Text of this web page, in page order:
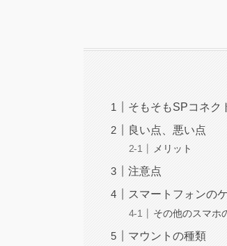
そもそもSPコネク
良い点、悪い点
メリット
注意点
スマートフォンの
その他のスマホ
マウントの種類